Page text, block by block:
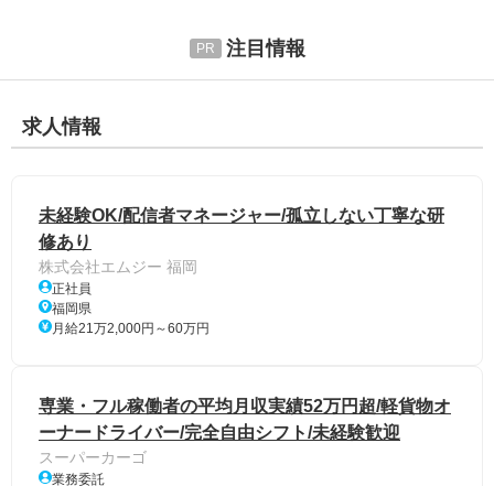
注目情報
求人情報
未経験OK/配信者マネージャー/孤立しない丁寧な研
修あり
株式会社エムジー 福岡
正社員
福岡県
月給21万2,000円～60万円
専業・フル稼働者の平均月収実績52万円超/軽貨物オ
ーナードライバー/完全自由シフト/未経験歓迎
スーパーカーゴ
業務委託